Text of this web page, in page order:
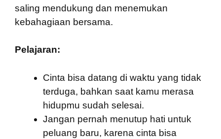
saling mendukung dan menemukan
kebahagiaan bersama.
Pelajaran:
Cinta bisa datang di waktu yang tidak
terduga, bahkan saat kamu merasa
hidupmu sudah selesai.
Jangan pernah menutup hati untuk
peluang baru, karena cinta bisa